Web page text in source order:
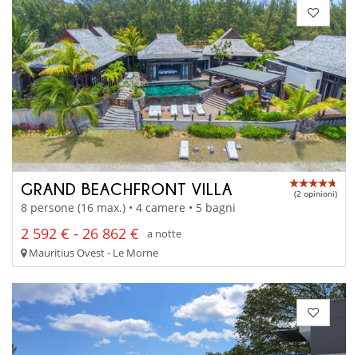
GRAND BEACHFRONT VILLA (2 opinioni)
8 persone (16 max.) • 4 camere • 5 bagni
2 592 € - 26 862 €
a notte
Mauritius Ovest - Le Morne